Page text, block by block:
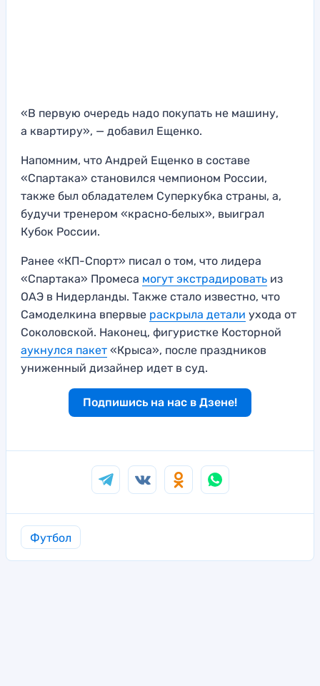
«В первую очередь надо покупать не машину,
а квартиру», — добавил Ещенко.
Напомним, что Андрей Ещенко в составе
«Спартака» становился чемпионом России,
также был обладателем Суперкубка страны, а,
будучи тренером «красно‑белых», выиграл
Кубок России.
Ранее «КП-Спорт» писал о том, что лидера
«Спартака» Промеса могут экстрадировать из
ОАЭ в Нидерланды. Также стало известно, что
Самоделкина впервые раскрыла детали ухода от
Соколовской. Наконец, фигуристке Косторной
аукнулся пакет «Крыса», после праздников
униженный дизайнер идет в суд.
Подпишись на нас в Дзене!
Футбол